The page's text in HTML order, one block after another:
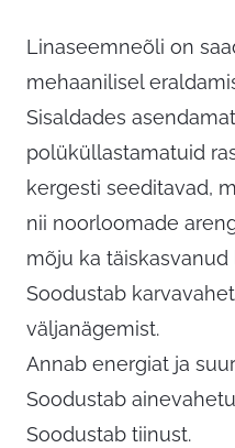
Linaseemneõli on
mehaanilisel
Sisaldades
polüküllastamatuid
kergesti seeditavad,
nii noorloomade
mõju ka
Soodustab
väljanägemist.
Annab energiat ja
Soodustab
Soodustab tiinust.